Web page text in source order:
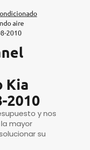
aire
2010
Kia
2010
y nos
mayor
su